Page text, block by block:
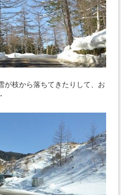
が枝から落ちてきたりして、お